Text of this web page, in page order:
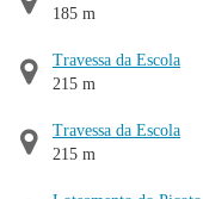
185 m
Travessa da Escola
215 m
Travessa da Escola
215 m